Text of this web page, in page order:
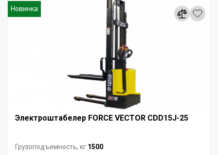
Новинка
Электроштабелер FORCE VECTOR CDD15J-25
Грузоподъемность, кг:1500